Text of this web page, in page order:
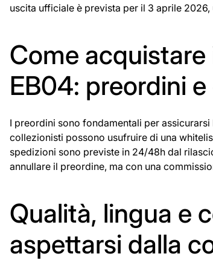
uscita ufficiale è prevista per il 3 aprile
Come acquistare
EB04: preordini
I preordini sono fondamentali per
collezionisti possono usufruire di una
spedizioni sono previste in 24/48h dal
annullare il preordine, ma con una
Qualità, lingua e
aspettarsi dalla